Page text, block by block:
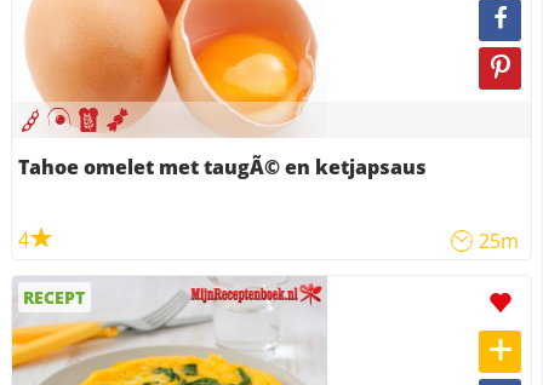
Tahoe omelet met taugÃ© en ketjapsaus
4 25m
RECEPT